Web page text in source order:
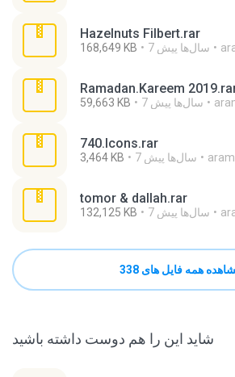
Hazelnuts Filbert.rar
168,649 KB 7 سال‌ها پیش
Ramadan.Kareem
59,663 KB 7 سال‌ها پیش
740.Icons.rar
3,464 KB 7 سال‌ها پیش aram
tomor & dallah.rar
132,125 KB 7 سال‌ها پیش
همه فایل های 338
شاید این را هم دوست داشته باشید